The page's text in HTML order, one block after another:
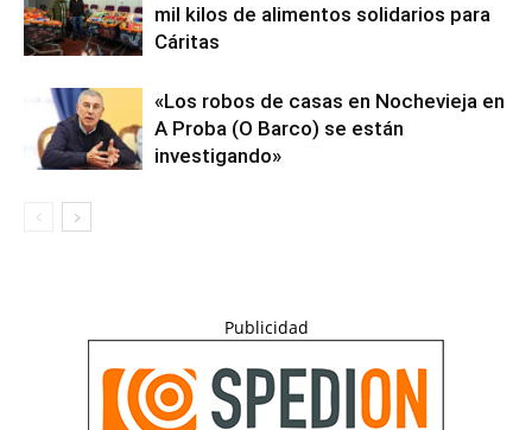
mil kilos de alimentos solidarios para
Cáritas
«Los robos de casas en Nochevieja en
A Proba (O Barco) se están
investigando»
Publicidad